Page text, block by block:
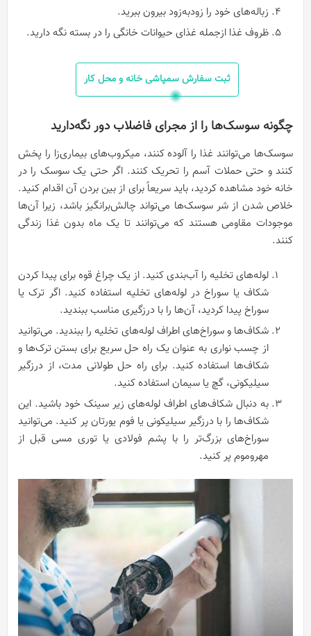
زباله‌های خود را زودبه‌زود بیرون ببرید.
ظروف غذا ازجمله غذای حیوانات خانگی را در بسته نگه دارید.
ثبت سفارش سمپاشی خانه و محل کار
چگونه سوسک‌ها را از مجرای فاضلاب دور نگه‌دارید
سوسک‌ها می‌توانند غذا را آلوده کنند، میکروب‌های بیماری‌زا را پخش
کنند و حتی حملات آسم را تحریک کنند. اگر حتی یک سوسک را در
خانه خود مشاهده کردید، باید سریعاً برای از بین بردن آن اقدام کنید.
خلاص شدن از شر سوسک‌ها می‌تواند چالش‌برانگیز باشد، زیرا آن‌ها
موجودات مقاومی هستند که می‌توانند تا یک ماه بدون غذا زندگی
کنند.
لوله‌های تخلیه را آب‌بندی کنید. از یک چراغ قوه برای پیدا کردن
شکاف یا سوراخ در لوله‌های تخلیه استفاده کنید. اگر ترک یا
سوراخ پیدا کردید، آن‌ها را با درزگیری مناسب ببندید.
شکاف‌ها و سوراخ‌های اطراف لوله‌های تخلیه را ببندید. می‌توانید
از چسب نواری به عنوان یک راه حل سریع برای بستن ترک‌ها و
شکاف‌ها استفاده کنید. برای راه حل طولانی مدت، از درزگیر
سیلیکونی، گچ یا سیمان استفاده کنید.
به دنبال شکاف‌های اطراف لوله‌های زیر سینک خود باشید. این
شکاف‌ها را با درزگیر سیلیکونی یا فوم یورتان پر کنید. می‌توانید
سوراخ‌های بزرگ‌تر را با پشم فولادی یا توری مسی قبل از
مهروموم پر کنید.